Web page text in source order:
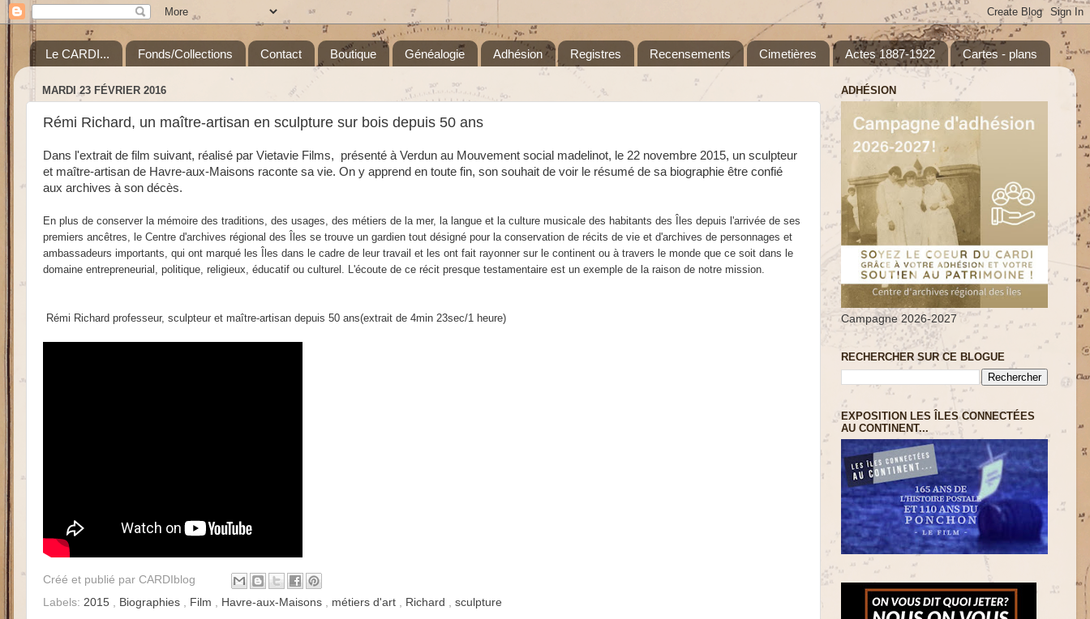
Le CARDI... Fonds/Collections Contact Boutique Généalogie Adhésion Registres Recensements Cimetières Actes 1887-1922 Cartes - plans
MARDI 23 FÉVRIER 2016
Rémi Richard, un maître-artisan en sculpture sur bois depuis 50 ans
Dans l'extrait de film suivant, réalisé par Vietavie Films, présenté à Verdun au Mouvement social madelinot, le 22 novembre 2015, un sculpteur
et maître-artisan de Havre-aux-Maisons raconte sa vie. On y apprend en toute fin, son souhait de voir le résumé de sa biographie être confié
aux archives à son décès.
En plus de conserver la mémoire des traditions, des usages, des métiers de la mer, la langue et la culture musicale des habitants des Îles depuis l'arrivée de ses
premiers ancêtres, le Centre d'archives régional des Îles se trouve un gardien tout désigné pour la conservation de récits de vie et d'archives de personnages et
ambassadeurs importants, qui ont marqué les Îles dans le cadre de leur travail et les ont fait rayonner sur le continent ou à travers le monde que ce soit dans le
domaine entrepreneurial, politique, religieux, éducatif ou culturel. L'écoute de ce récit presque testamentaire est un exemple de la raison de notre mission.
Rémi Richard professeur, sculpteur et maître-artisan depuis 50 ans(extrait de 4min 23sec/1 heure)
Créé et publié par CARDIblog
Labels: 2015 Biographies Film Havre-aux-Maisons métiers d'art Richard sculpture
ADHÉSION
Campagne 2026-2027
RECHERCHER SUR CE BLOGUE
EXPOSITION LES ÎLES CONNECTÉES
AU CONTINENT...